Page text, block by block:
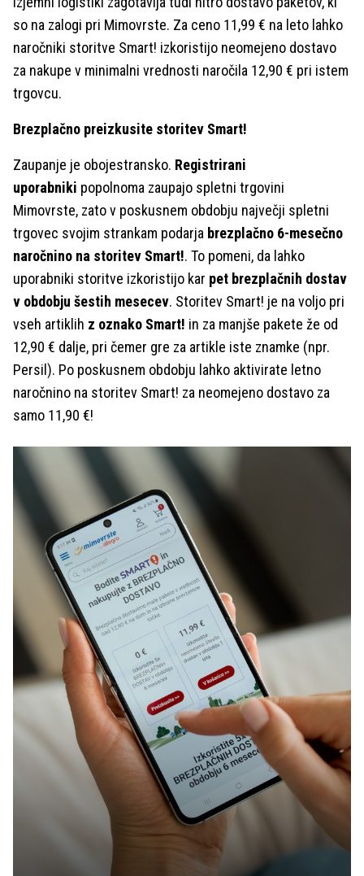
so na zalogi pri Mimovrste. Za ceno 11,99 € na leto lahko
naročniki storitve Smart! izkoristijo neomejeno dostavo
za nakupe v minimalni vrednosti naročila 12,90 € pri istem
trgovcu.
Brezplačno preizkusite storitev Smart!
Zaupanje je obojestransko. Registrirani
uporabniki popolnoma zaupajo spletni trgovini
Mimovrste, zato v poskusnem obdobju največji spletni
trgovec svojim strankam podarja brezplačno 6-mesečno
naročnino na storitev Smart!. To pomeni, da lahko
uporabniki storitve izkoristijo kar pet brezplačnih dostav
v obdobju šestih mesecev. Storitev Smart! je na voljo pri
vseh artiklih z oznako Smart! in za manjše pakete že od
12,90 € dalje, pri čemer gre za artikle iste znamke (npr.
Persil). Po poskusnem obdobju lahko aktivirate letno
naročnino na storitev Smart! za neomejeno dostavo za
samo 11,90 €!